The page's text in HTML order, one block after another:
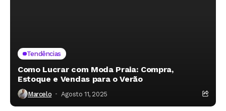
Tendências
Como Lucrar com Moda Praia: Compra,
Estoque e Vendas para o Verão
Marcelo Agosto 11, 2025